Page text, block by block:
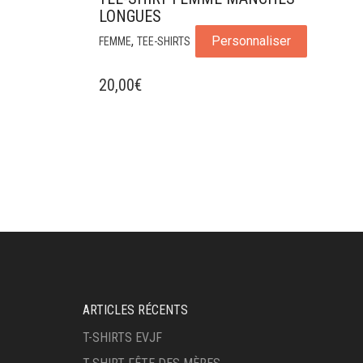
LONGUES
FEMME, TEE-SHIRTS Personnaliser
20,00€
ARTICLES RÉCENTS
T-SHIRTS EVJF